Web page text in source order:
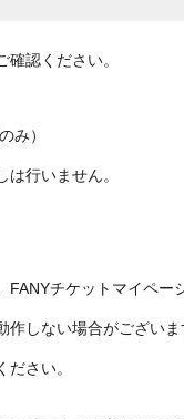
認ください。
み）
行いません。
チケットマイペー
しない場合がござい
さい。